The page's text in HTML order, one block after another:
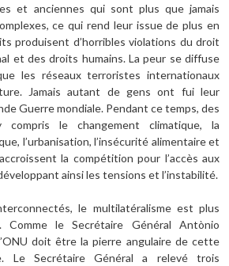
et anciennes qui sont plus que jamais
ce qui rend leur issue de plus en
produisent d’horribles violations du droit
et des droits humains. La peur se diffuse
les réseaux terroristes internationaux
Jamais autant de gens ont fui leur
Guerre mondiale. Pendant ce temps, des
compris le changement climatique, la
l’urbanisation, l’insécurité alimentaire et
la compétition pour l’accès aux
ainsi les tensions et l’instabilité.
le multilatéralisme est plus
Comme le Secrétaire Général Antònio
doit être la pierre angulaire de cette
Le Secrétaire Général a relevé trois